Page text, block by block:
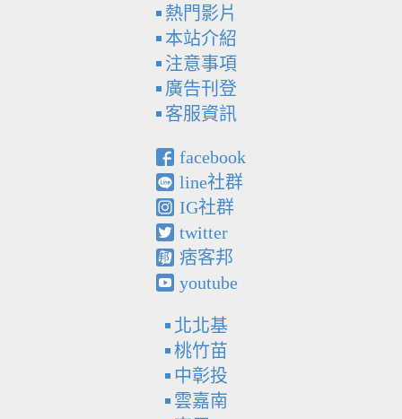
熱門影片
本站介紹
注意事項
廣告刊登
客服資訊
facebook
line社群
IG社群
twitter
痞客邦
youtube
北北基
桃竹苗
中彰投
雲嘉南